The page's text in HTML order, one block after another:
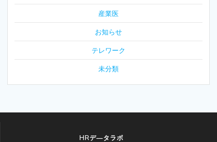
産業医
お知らせ
テレワーク
未分類
HRデ―タラボ